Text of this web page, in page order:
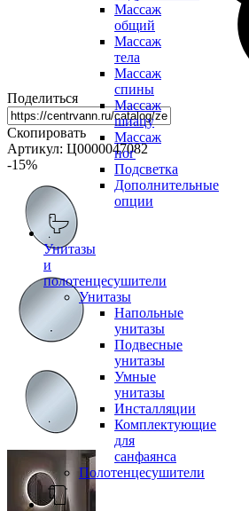
Массаж
общий
Массаж
тела
Массаж
спины
Массаж
шиацу
Массаж
ног
Подсветка
Дополнительные
опции
Унитазы
и
полотенцесушители
Унитазы
Напольные
унитазы
Подвесные
унитазы
Умные
унитазы
Инсталляции
Комплектующие
для
санфаянса
Полотенцесушители
Поделиться
Скопировать
Артикул: Ц0000047082
-15%